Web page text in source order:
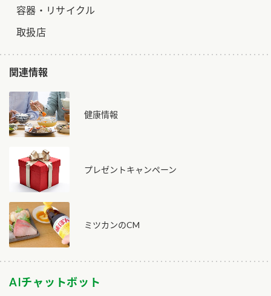
容器・リサイクル
取扱店
関連情報
健康情報
プレゼントキャンペーン
ミツカンのCM
AIチャットボット